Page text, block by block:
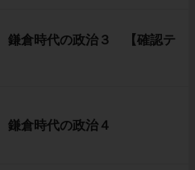
鎌倉時代の政治３ 【確認テ
倉時代の政治４